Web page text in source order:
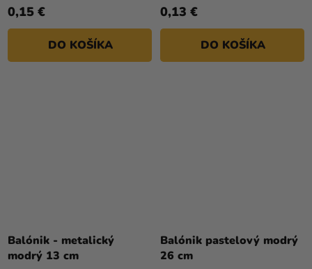
0,15 €
DO KOŠÍKA
0,13 €
DO KOŠÍKA
Balónik - metalický
modrý 13 cm
Balónik pastelový modrý
26 cm